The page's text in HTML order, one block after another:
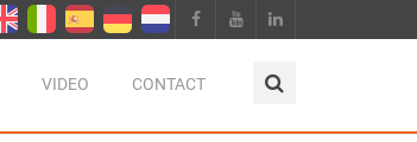
VIDEO
CONTACT